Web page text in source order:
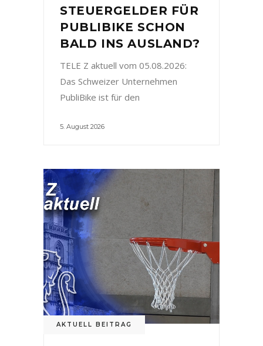
STEUERGELDER FÜR
PUBLIBIKE SCHON
BALD INS AUSLAND?
TELE Z aktuell vom 05.08.2026:
Das Schweizer Unternehmen
PubliBike ist für den
5. August 2026
AKTUELL BEITRAG